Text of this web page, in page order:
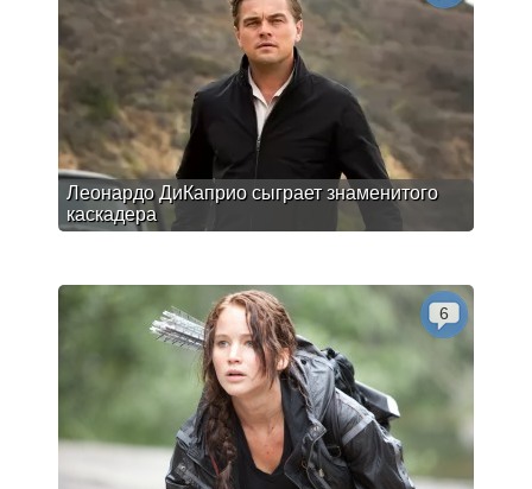
Леонардо ДиКаприо сыграет знаменитого
каскадера
6